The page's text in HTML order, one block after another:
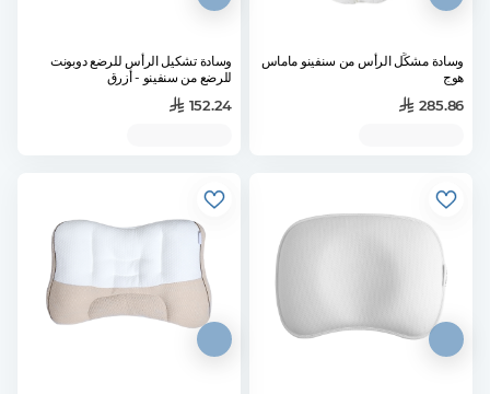
وسادة مشكِّل الرأس من سنفينو ماماس
هوج
285.86
وسادة تشكيل الرأس للرضع دوبونت
للرضع من سنفينو - أزرق
152.24